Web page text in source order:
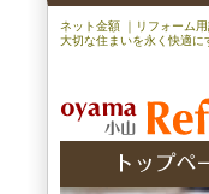
ネット金額 ｜リフォーム
大切な住まいを永く快適